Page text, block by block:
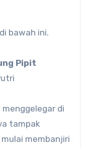
bawah ini.
Pipit
menggelegar di
tampak
membanjiri